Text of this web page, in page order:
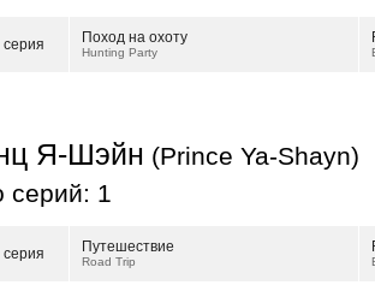
серия Поход на охоту
Hunting Party
Я-Шэйн (Prince Ya-Shayn)
серий: 1
серия Путешествие
Road Trip